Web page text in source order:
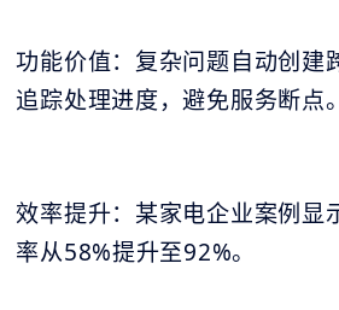
功能价值：复杂问题自动创建
追踪处理进度，避免服务断点
效率提升：某家电企业案例显
率从58%提升至92%。